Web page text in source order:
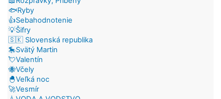
🐟Ryby
👍Sebahodnotenie
💡Šifry
🇸🇰 Slovenská republika
🎠Svätý Martin
💘Valentín
🐝Včely
🐣Veľká noc
🚀Vesmír